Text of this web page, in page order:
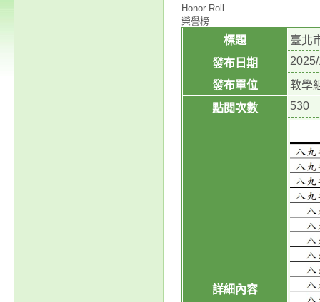
Honor Roll
榮譽榜
標題
臺北
發布日期
發布單位
教學
點閱次數
530
詳細內容